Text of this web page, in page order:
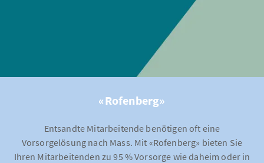
«Rofenberg»
Entsandte Mitarbeitende benötigen oft eine
Vorsorgelösung nach Mass. Mit «Rofenberg» bieten Sie
Ihren Mitarbeitenden zu 95 % Vorsorge wie daheim oder in